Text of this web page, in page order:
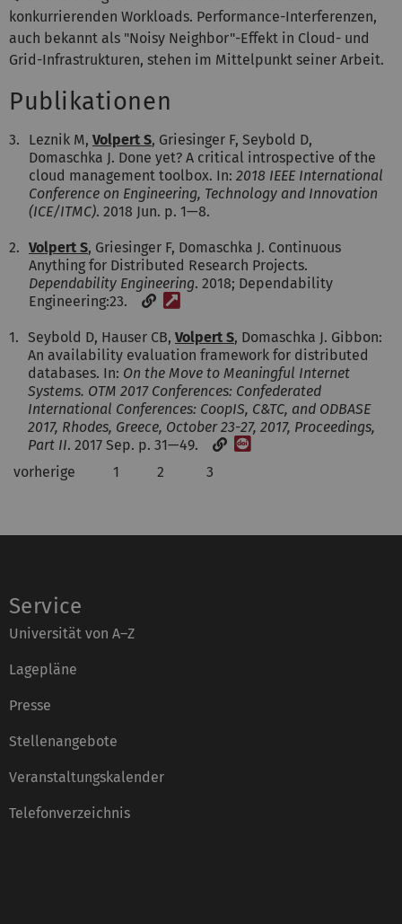
konkurrierenden Workloads. Performance-Interferenzen,
auch bekannt als "Noisy Neighbor"-Effekt in Cloud- und
Grid-Infrastrukturen, stehen im Mittelpunkt seiner Arbeit.
Publikationen
3. Leznik M, Volpert S, Griesinger F, Seybold D,
Domaschka J. Done yet? A critical introspective of the
cloud management toolbox. In: 2018 IEEE International
Conference on Engineering, Technology and Innovation
(ICE/ITMC). 2018 Jun. p. 1—8.
2. Volpert S, Griesinger F, Domaschka J. Continuous
Anything for Distributed Research Projects.
Dependability Engineering. 2018; Dependability
Engineering:23.
1. Seybold D, Hauser CB, Volpert S, Domaschka J. Gibbon:
An availability evaluation framework for distributed
databases. In: On the Move to Meaningful Internet
Systems. OTM 2017 Conferences: Confederated
International Conferences: CoopIS, C&TC, and ODBASE
2017, Rhodes, Greece, October 23-27, 2017, Proceedings,
Part II. 2017 Sep. p. 31—49.
vorherige
1 2 3
Service
Universität von A–Z
Lagepläne
Presse
Stellenangebote
Veranstaltungskalender
Telefonverzeichnis